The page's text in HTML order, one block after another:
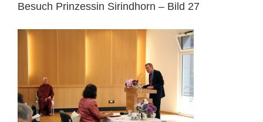
Besuch Prinzessin Sirindhorn – Bild 27